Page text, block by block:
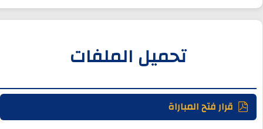
تحميل الملفات
قرار فتح المباراة